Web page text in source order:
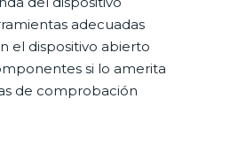
adecuadas
el dispositivo abierto
si lo amerita
de comprobación